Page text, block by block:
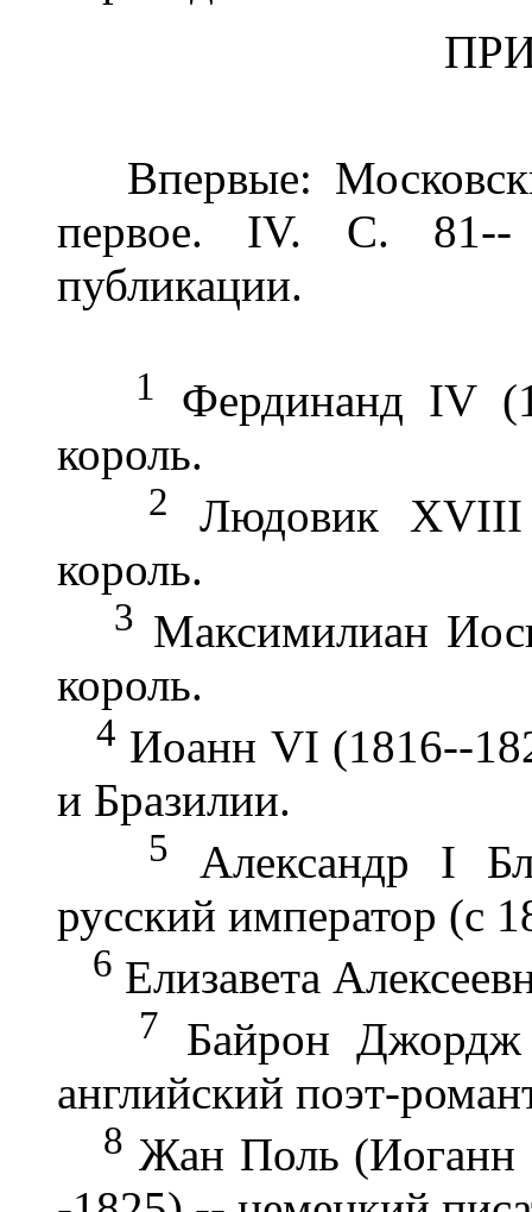
Впервые:
первое. IV. С. 81--
публикации.
1
Фердинанд IV
король.
2
Людовик XVIII
король.
3 Максимилиан
король.
4 Иоанн VI (1816--
и Бразилии.
5
Александр I
русский император (с
6 Елизавета
7
Байрон
английский поэт-
8 Жан Поль (Иоганн